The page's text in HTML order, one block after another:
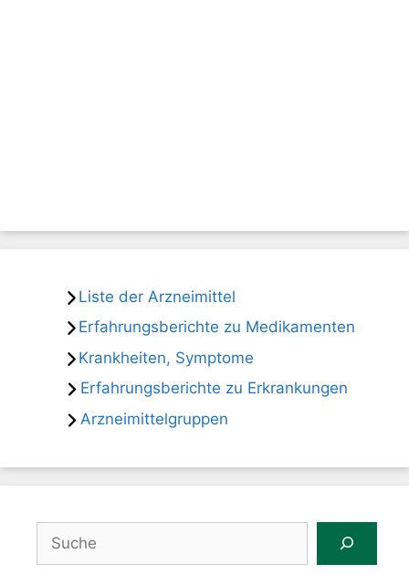
Liste der Arzneimittel
Erfahrungsberichte zu Medikamenten
Krankheiten, Symptome
Erfahrungsberichte zu Erkrankungen
Arzneimittelgruppen